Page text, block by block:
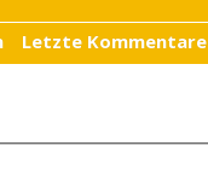
Letzte Kommentare